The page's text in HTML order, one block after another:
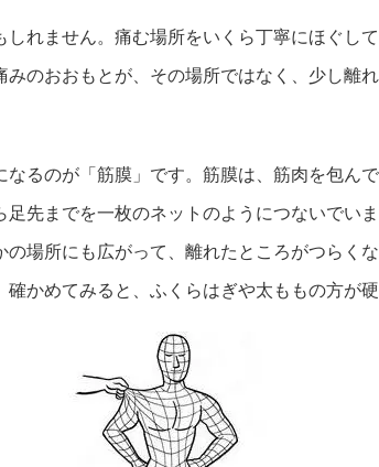
れません。痛む場所をいくら丁寧にほぐし
みのおおもとが、その場所ではなく、少し離
なるのが「筋膜」です。筋膜は、筋肉を包ん
先までを一枚のネットのようにつないでい
の場所にも広がって、離れたところがつらく
かめてみると、ふくらはぎや太ももの方が硬